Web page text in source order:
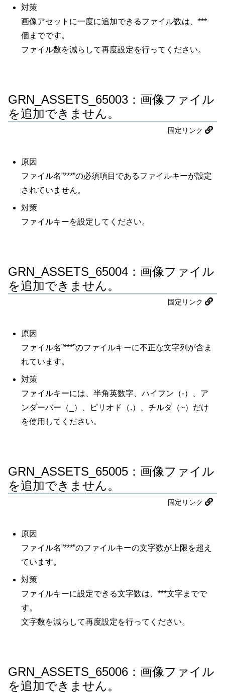
対策
画像アセットに一度に追加できるファイル数は、***
個までです。
ファイル数を減らして再度設定を行ってください。
GRN_ASSETS_65003：画像ファイル
を追加できません。
固定リンク
原因
ファイル名”***”の必須項目であるファイルキーが設定
されていません。
対策
ファイルキーを設定してください。
GRN_ASSETS_65004：画像ファイル
を追加できません。
固定リンク
原因
ファイル名”***”のファイルキーに不正な文字列が含ま
れています。
対策
ファイルキーには、半角英数字、ハイフン（-）、ア
ンダーバー（_）、ピリオド（.）、チルダ（~）だけ
を使用してください。
GRN_ASSETS_65005：画像ファイル
を追加できません。
固定リンク
原因
ファイル名”***”のファイルキーの文字数が上限を超え
ています。
対策
ファイルキーに設定できる文字数は、***文字までで
す。
文字数を減らして再度設定を行ってください。
GRN_ASSETS_65006：画像ファイル
を追加できません。